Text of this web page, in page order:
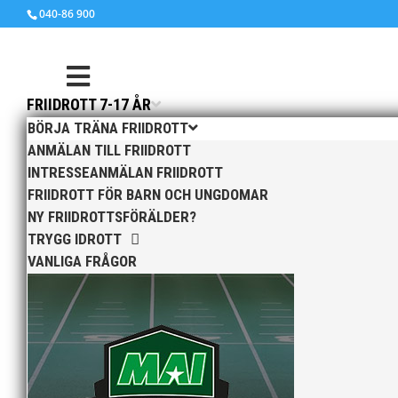
040-86 900
FRIIDROTT 7-17 ÅR
BÖRJA TRÄNA FRIIDROTT
ANMÄLAN TILL FRIIDROTT
INTRESSEANMÄLAN FRIIDROTT
FRIIDROTT FÖR BARN OCH UNGDOMAR
NY FRIIDROTTSFÖRÄLDER?
TRYGG IDROTT
VANLIGA FRÅGOR
okt 23, 2012 |Okategoriserade
Midnattsloppet har kommit till Malmö. Du
nybörjare eller elit blir det den bästa mil du
Vi ses på startlinjen!
Midnattsloppet i Malmö arrangeras lördag
Mer om Midnattsloppet och anmälan, klicka här